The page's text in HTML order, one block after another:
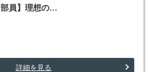
部員】理想の…
詳細を見る